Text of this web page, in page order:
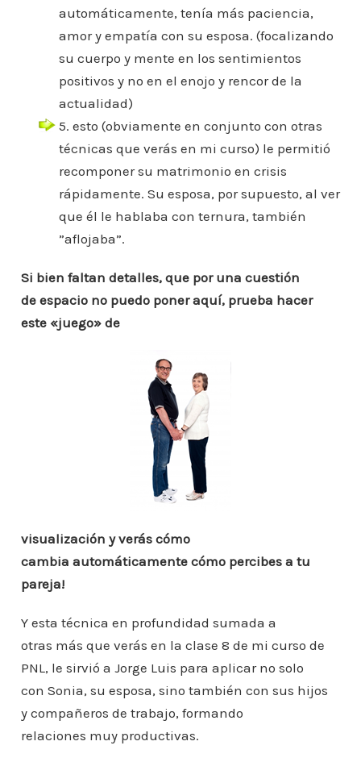
automáticamente, tenía más paciencia,
amor y empatía con su esposa. (focalizando
su cuerpo y mente en los sentimientos
positivos y no en el enojo y rencor de la
actualidad)
5. esto (obviamente en conjunto con otras
técnicas que verás en mi curso) le permitió
recomponer su matrimonio en crisis
rápidamente. Su esposa, por supuesto, al ver
que él le hablaba con ternura, también
”aflojaba”.
Si bien faltan detalles, que por una cuestión
de espacio no puedo poner aquí, prueba hacer
este «juego» de
visualización y verás cómo
cambia automáticamente cómo percibes a tu
pareja!
Y esta técnica en profundidad sumada a
otras más que verás en la clase 8 de mi curso de
PNL, le sirvió a Jorge Luis para aplicar no solo
con Sonia, su esposa, sino también con sus hijos
y compañeros de trabajo, formando
relaciones muy productivas.